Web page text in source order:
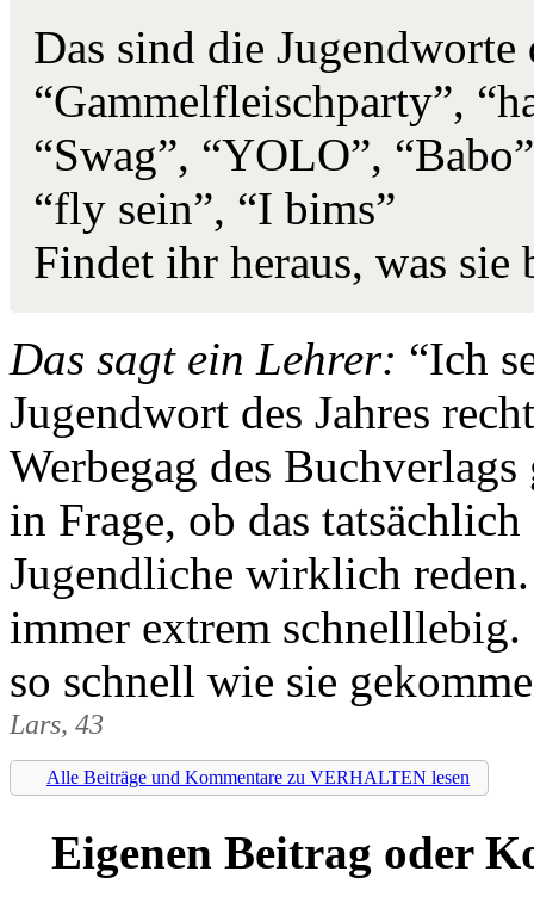
Das sind die Jugendworte
“Gammelfleischparty”,
“Swag”, “YOLO”,
“fly sein”, “I bims”
Findet ihr heraus, was sie
Das sagt ein Lehrer: “Ich
Jugendwort des Jahres
Werbegag des
in Frage, ob das
Jugendliche wirklich
immer extrem
so schnell wie sie
Lars, 43
Alle Beiträge und Kommentare zu VERHALTEN lesen
Eigenen Beitrag oder